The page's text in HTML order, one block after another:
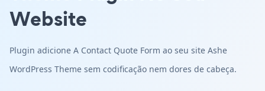
Website
Plugin adicione A Contact Quote Form ao seu site Ashe
WordPress Theme sem codificação nem dores de cabeça.